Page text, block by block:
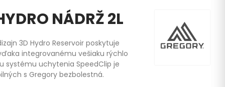
NÁDRŽ 2L
3D Hydro Reservoir poskytuje
integrovanému vešiaku rýchlo
systému uchytenia SpeedClip je
s Gregory bezbolestná.